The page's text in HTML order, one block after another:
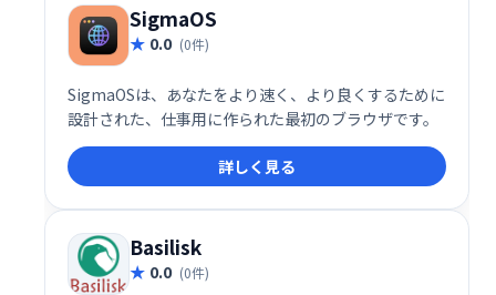
SigmaOS
0.0 (0件)
SigmaOSは、あなたをより速く、より良くするために
設計された、仕事用に作られた最初のブラウザです。
詳しく見る
Basilisk
0.0 (0件)